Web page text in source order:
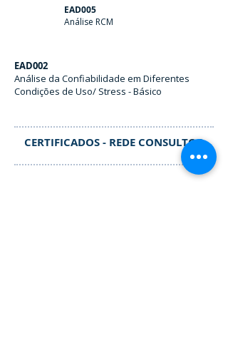
EAD005
Análise RCM
EAD002
Análise da Confiabilidade em Diferentes
Condições de Uso/ Stress - Básico
CERTIFICADOS - REDE CONSULTOR